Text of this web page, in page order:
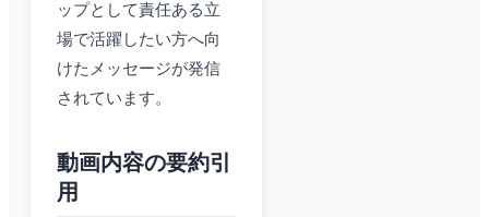
ップとして責任ある立
場で活躍したい方へ向
けたメッセージが発信
されています。
動画内容の要約引
用